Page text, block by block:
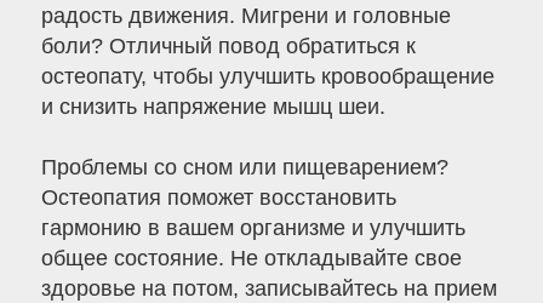
радость движения. Мигрени и головные
боли? Отличный повод обратиться к
остеопату, чтобы улучшить кровообращение
и снизить напряжение мышц шеи.
Проблемы со сном или пищеварением?
Остеопатия поможет восстановить
гармонию в вашем организме и улучшить
общее состояние. Не откладывайте свое
здоровье на потом, записывайтесь на прием